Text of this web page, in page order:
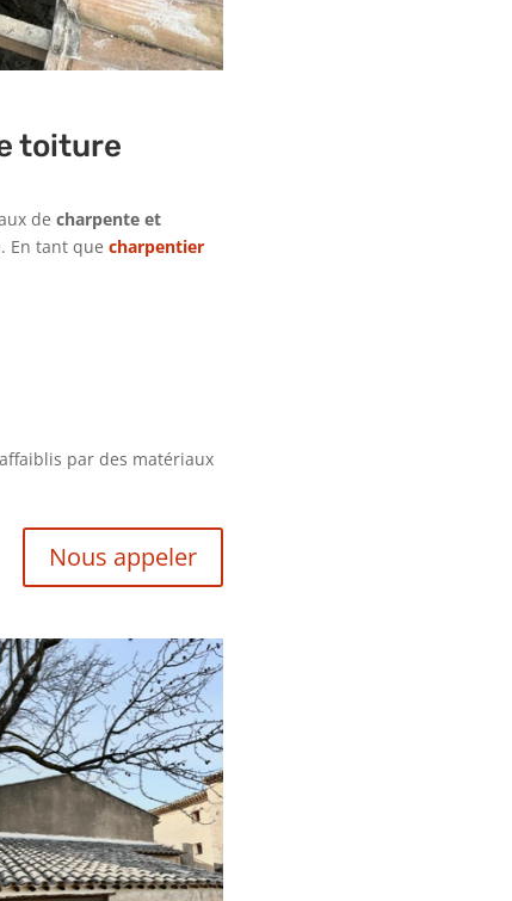
toiture
de charpente et
En tant que charpentier
par des matériaux
Nous appeler